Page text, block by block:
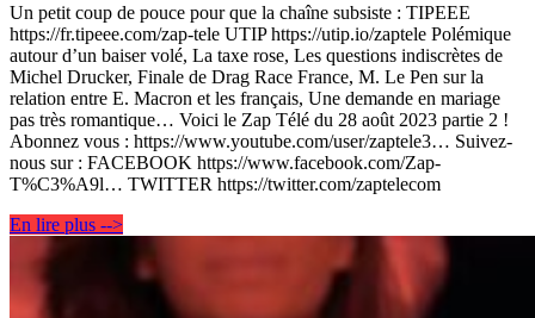
Un petit coup de pouce pour que la chaîne subsiste : TIPEEE
https://fr.tipeee.com/zap-tele UTIP https://utip.io/zaptele Polémique
autour d’un baiser volé, La taxe rose, Les questions indiscrètes de
Michel Drucker, Finale de Drag Race France, M. Le Pen sur la
relation entre E. Macron et les français, Une demande en mariage
pas très romantique… Voici le Zap Télé du 28 août 2023 partie 2 !
Abonnez vous : https://www.youtube.com/user/zaptele3… Suivez-
nous sur : FACEBOOK https://www.facebook.com/Zap-
T%C3%A9l… TWITTER https://twitter.com/zaptelecom
En lire plus -->